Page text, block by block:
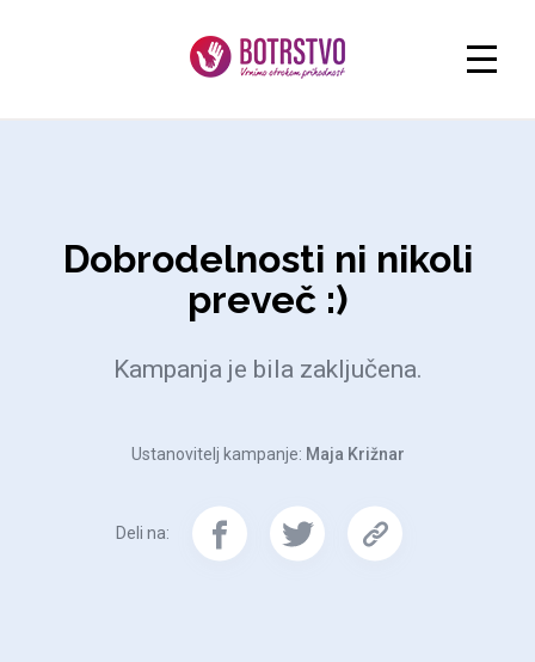
Dobrodelnosti ni nikoli
preveč :)
Kampanja je bila zaključena.
Ustanovitelj kampanje: Maja Križnar
Deli na: